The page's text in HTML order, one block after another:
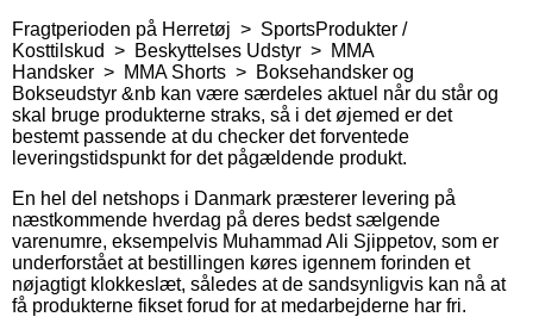
Fragtperioden på Herretøj > SportsProdukter /
Kosttilskud > Beskyttelses Udstyr > MMA
Handsker > MMA Shorts > Boksehandsker og
Bokseudstyr &nb kan være særdeles aktuel når du står og
skal bruge produkterne straks, så i det øjemed er det
bestemt passende at du checker det forventede
leveringstidspunkt for det pågældende produkt.
En hel del netshops i Danmark præsterer levering på
næstkommende hverdag på deres bedst sælgende
varenumre, eksempelvis Muhammad Ali Sjippetov, som er
underforstået at bestillingen køres igennem forinden et
nøjagtigt klokkeslæt, således at de sandsynligvis kan nå at
få produkterne fikset forud for at medarbejderne har fri.